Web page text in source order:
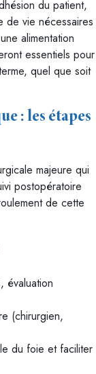
du patient,
de vie nécessaires
alimentation
essentiels pour
quel que soit
: les étapes
majeure qui
postopératoire
de cette
évaluation
(chirurgien,
du foie et faciliter